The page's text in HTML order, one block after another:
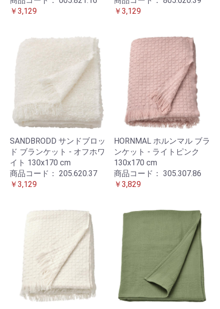
￥3,129
￥3,129
SANDBRODD サンドブロッ
ド ブランケット - オフホワ
イト 130x170 cm
商品コード： 205.620.37
￥3,129
HORNMAL ホルンマル ブラ
ンケット - ライトピンク
130x170 cm
商品コード： 305.307.86
￥3,829